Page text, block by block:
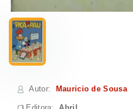
Autor: Mauricio de Sousa